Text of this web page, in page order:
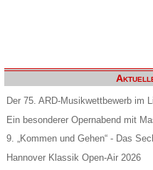
Der 75. ARD-Musikwettbewerb im
Ein besonderer Opernabend mit
9. „Kommen und Gehen“ - Das
Hannover Klassik Open-Air 2026